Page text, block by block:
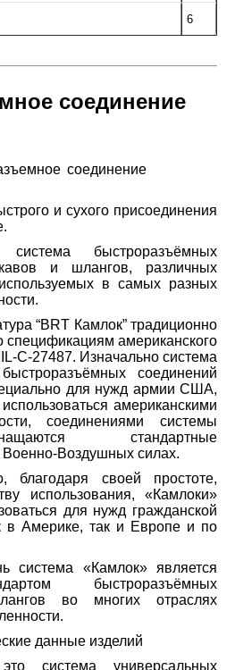
6
соединение
и сухого присоединения
быстроразъёмных
и шлангов, различных
в самых разных
“BRT Камлок” традиционно
спецификациям американского
C-27487. Изначально система
соединений
для нужд армии США,
американскими
соединениями системы
стандартные
Воздушных силах.
благодаря своей простоте,
использования, «Камлоки»
для нужд гражданской
в Америке, так и Европе и по
система «Камлок» является
быстроразъёмных
во многих отраслях
данные изделий
система универсальных